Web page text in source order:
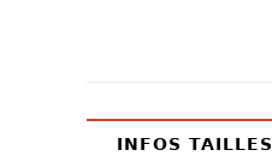
INFOS TAILLES